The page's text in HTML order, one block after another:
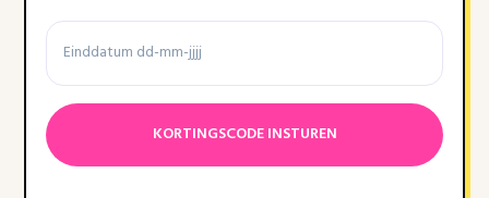
Einddatum
dash
MM
dash